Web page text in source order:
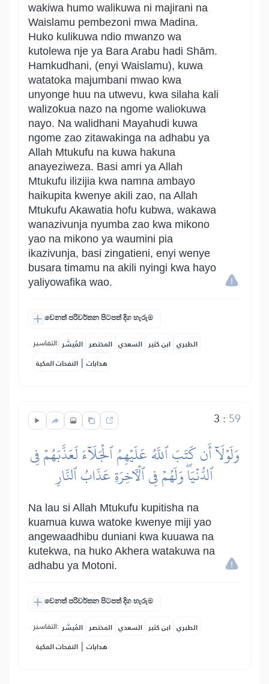
wakiwa humo walikuwa ni majirani na
Waislamu pembezoni mwa Madina.
Huko kulikuwa ndio mwanzo wa
kutolewa nje ya Bara Arabu hadi Shām.
Hamkudhani, (enyi Waislamu), kuwa
watatoka majumbani mwao kwa
unyonge huu na utwevu, kwa silaha kali
walizokua nazo na ngome waliokuwa
nayo. Na walidhani Mayahudi kuwa
ngome zao zitawakinga na adhabu ya
Allah Mtukufu na kuwa hakuna
anayeziweza. Basi amri ya Allah
Mtukufu ilizijia kwa namna ambayo
haikupita kwenye akili zao, na Allah
Mtukufu Akawatia hofu kubwa, wakawa
wanazivunja nyumba zao kwa mikono
yao na mikono ya waumini pia
ikazivunja, basi zingatieni, enyi wenye
busara timamu na akili nyingi kwa hayo
yaliyowafika wao.
වෙනත් පරිවර්තන පිටපත් දිග හැරුම
التفاسير: المُيسَّر المختصر السعدي ابن كثير الطبري
النفحات المكية | هدايات
3 : 59
وَلَوۡلَآ أَن كَتَبَ ٱللَّهُ عَلَيۡهِمُ ٱلۡجَلَآءَ لَعَذَّبَهُمۡ فِي
ٱلدُّنۡيَاۖ وَلَهُمۡ فِي ٱلۡأٓخِرَةِ عَذَابُ ٱلنَّارِ
Na lau si Allah Mtukufu kupitisha na
kuamua kuwa watoke kwenye miji yao
angewaadhibu duniani kwa kuuawa na
kutekwa, na huko Akhera watakuwa na
adhabu ya Motoni.
වෙනත් පරිවර්තන පිටපත් දිග හැරුම
التفاسير: المُيسَّر المختصر السعدي ابن كثير الطبري
النفحات المكية | هدايات